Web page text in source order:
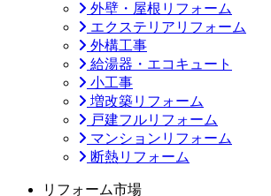
外壁・屋根リフォーム
エクステリアリフォーム
外構工事
給湯器・エコキュート
小工事
増改築リフォーム
戸建フルリフォーム
マンションリフォーム
断熱リフォーム
リフォーム市場